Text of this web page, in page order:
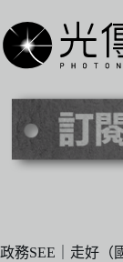
至
主
內
政務SEE｜走好（